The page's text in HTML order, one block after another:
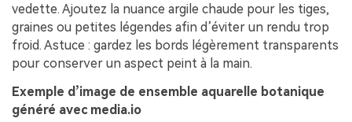
vedette. Ajoutez la nuance argile chaude pour les tiges,
graines ou petites légendes afin d’éviter un rendu trop
froid. Astuce : gardez les bords légèrement transparents
pour conserver un aspect peint à la main.
Exemple d’image de ensemble aquarelle botanique
généré avec media.io